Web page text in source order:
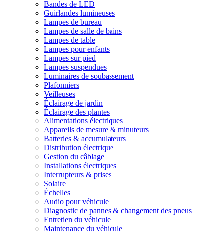
Bandes de LED
Guirlandes lumineuses
Lampes de bureau
Lampes de salle de bains
Lampes de table
Lampes pour enfants
Lampes sur pied
Lampes suspendues
Luminaires de soubassement
Plafonniers
Veilleuses
Éclairage de jardin
Éclairage des plantes
Alimentations électriques
Appareils de mesure & minuteurs
Batteries & accumulateurs
Distribution électrique
Gestion du câblage
Installations électriques
Interrupteurs & prises
Solaire
Échelles
Audio pour véhicule
Diagnostic de pannes & changement des pneus
Entretien du véhicule
Maintenance du véhicule